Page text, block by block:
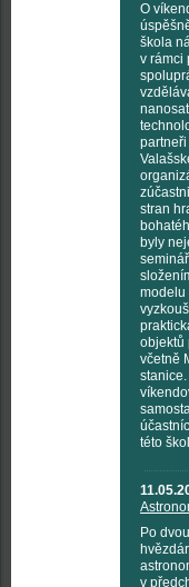
O
škola
v rámci
stran
byly
modelu
objektů
včetně
této
Po
v